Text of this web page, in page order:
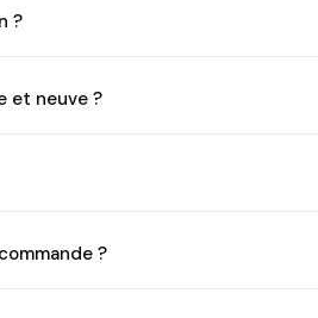
?
et neuve ?
?